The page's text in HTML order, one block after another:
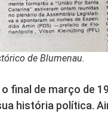
de Blumenau.
final de março de
história política.